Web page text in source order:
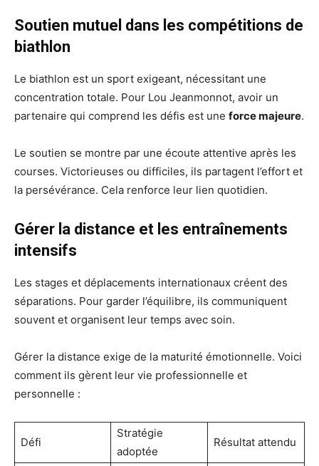
Soutien mutuel dans les compétitions de
biathlon
Le biathlon est un sport exigeant, nécessitant une
concentration totale. Pour Lou Jeanmonnot, avoir un
partenaire qui comprend les défis est une force majeure.
Le soutien se montre par une écoute attentive après les
courses. Victorieuses ou difficiles, ils partagent l’effort et
la persévérance. Cela renforce leur lien quotidien.
Gérer la distance et les entraînements
intensifs
Les stages et déplacements internationaux créent des
séparations. Pour garder l’équilibre, ils communiquent
souvent et organisent leur temps avec soin.
Gérer la distance exige de la maturité émotionnelle. Voici
comment ils gèrent leur vie professionnelle et
personnelle :
Défi
Stratégie
adoptée
Résultat attendu